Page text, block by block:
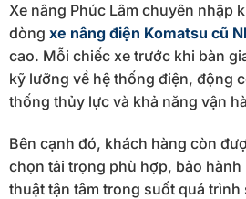
Xe nâng Phúc Lâm chuyên nhập
dòng xe nâng điện Komatsu cũ
cao. Mỗi chiếc xe trước khi bàn
kỹ lưỡng về hệ thống điện, động
thống thủy lực và khả năng vận
Bên cạnh đó, khách hàng còn
chọn tải trọng phù hợp, bảo
thuật tận tâm trong suốt quá trình